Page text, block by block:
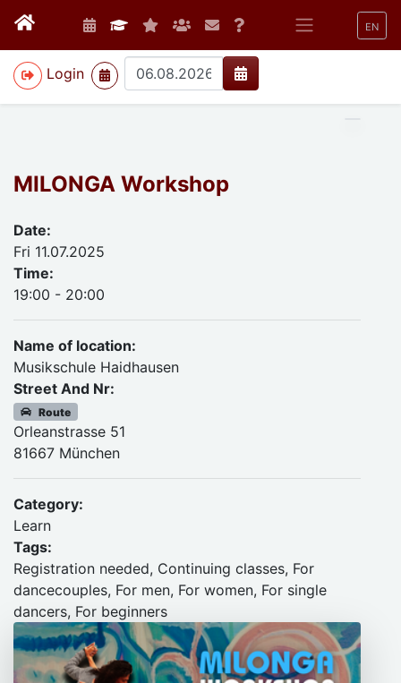
EN
Login
>
MILONGA Workshop
Date:
Fri 11.07.2025
Time:
19:00 - 20:00
Name of location:
Musikschule Haidhausen
Street And Nr:
Route
Orleanstrasse 51
81667 München
Category:
Learn
Tags:
Registration needed, Continuing classes, For
dancecouples, For men, For women, For single
dancers, For beginners